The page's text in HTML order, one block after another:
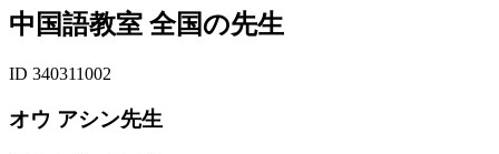
中国語教室 全国の先生
ID 340311002
オウ アシン先生